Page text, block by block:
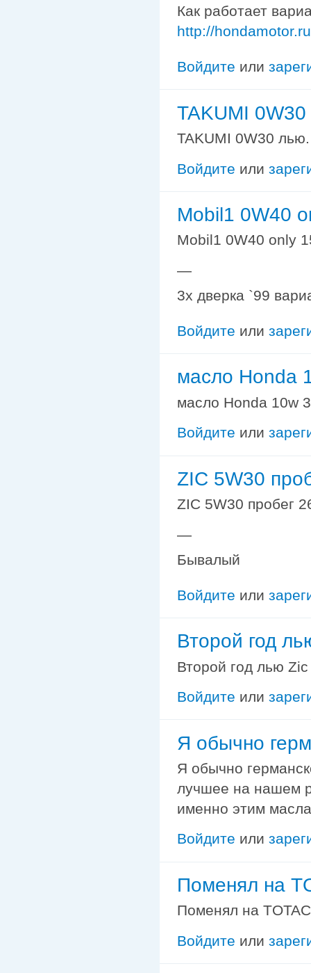
Как работает
http://
Войдите или
TAKUMI
TAKUMI 0W30
Войдите или
Mobil1 0W40
Mobil1 0W40 only
—
3х дверка `99
Войдите или
масло Honda
масло Honda 10w
Войдите или
ZIC 5W30
ZIC 5W30 пробег
—
Бывалый
Войдите или
Второй год
Второй год лью
Войдите или
Я обычно
Я обычно
лучшее на нашем
именно этим
Войдите или
Поменял на
Поменял на
Войдите или